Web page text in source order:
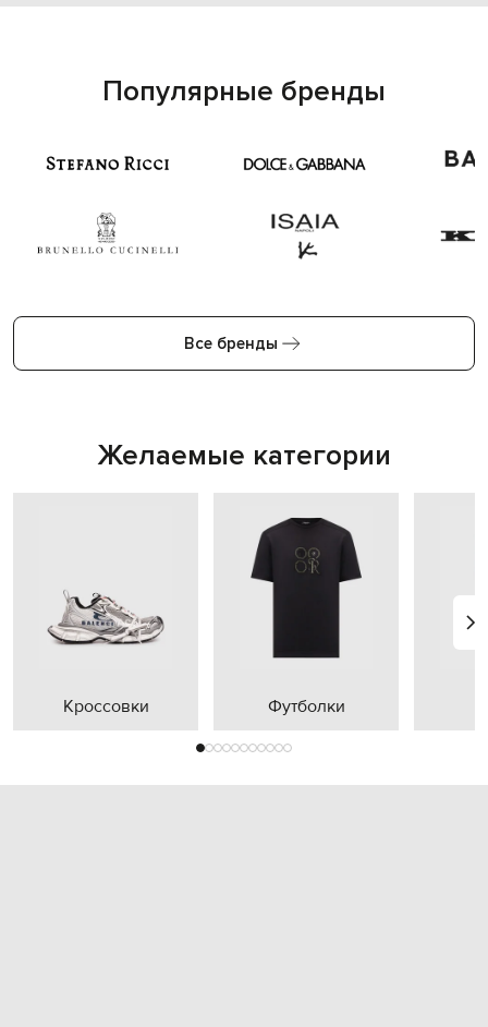
Популярные бренды
Все бренды
Желаемые категории
Кроссовки Футболки